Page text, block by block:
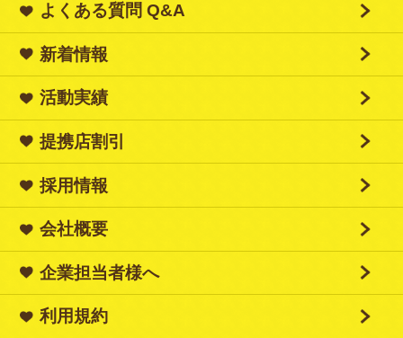
よくある質問 Q&A
新着情報
活動実績
提携店割引
採用情報
会社概要
企業担当者様へ
利用規約